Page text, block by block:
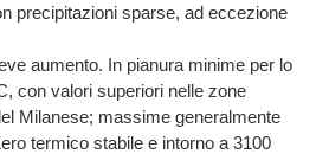
precipitazioni sparse, ad eccezione
aumento. In pianura minime per lo
con valori superiori nelle zone
Milanese; massime generalmente
termico stabile e intorno a 3100